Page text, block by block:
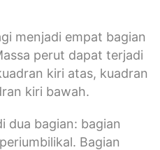
menjadi empat bagian
perut dapat terjadi
kiri atas, kuadran
kiri bawah.
dua bagian: bagian
Bagian